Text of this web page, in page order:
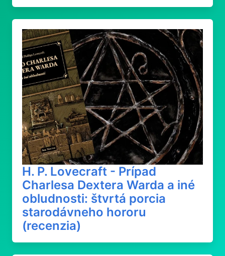
H. P. Lovecraft - Prípad
Charlesa Dextera Warda a iné
obludnosti: štvrtá porcia
starodávneho hororu
(recenzia)